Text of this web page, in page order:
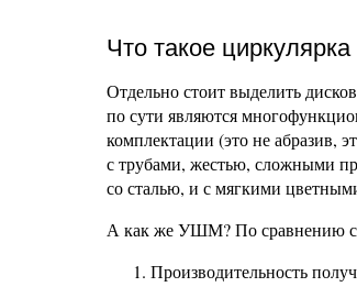
Что такое
Отдельно стоит выделить
по сути являются
комплектации (это не абразив,
с трубами, жестью, сложными
со сталью, и с мягкими
А как же УШМ? По сравнению с
Производительность